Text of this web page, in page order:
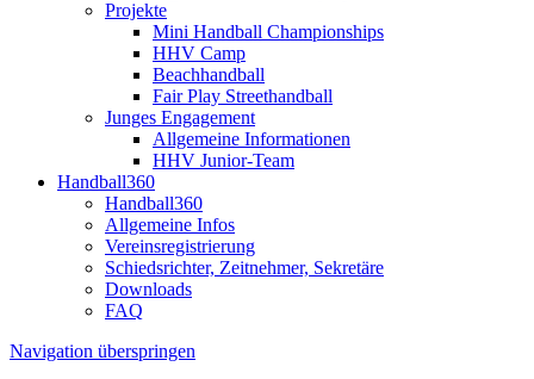
Projekte
Mini Handball Championships
HHV Camp
Beachhandball
Fair Play Streethandball
Junges Engagement
Allgemeine Informationen
HHV Junior-Team
Handball360
Handball360
Allgemeine Infos
Vereinsregistrierung
Schiedsrichter, Zeitnehmer, Sekretäre
Downloads
FAQ
Navigation überspringen